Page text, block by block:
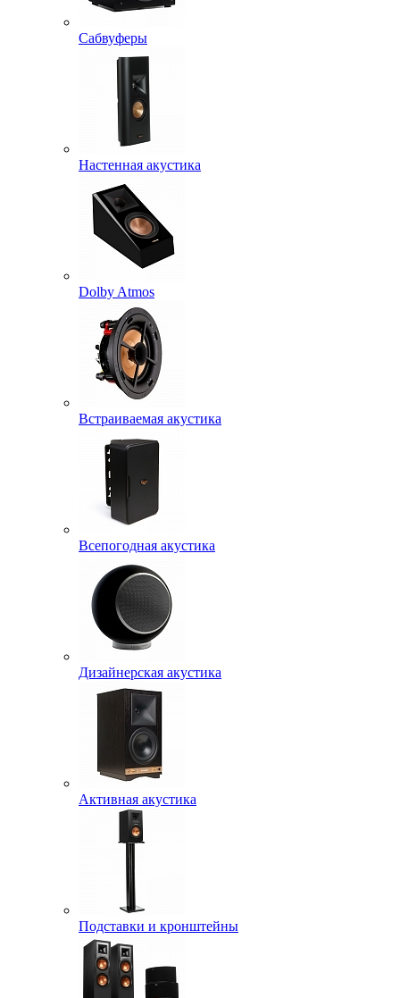
Сабвуферы
Настенная акустика
Dolby Atmos
Встраиваемая акустика
Всепогодная акустика
Дизайнерская акустика
Активная акустика
Подставки и кронштейны